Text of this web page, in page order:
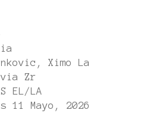
Ximo La
Zr
EL/LA
11 Mayo, 2026